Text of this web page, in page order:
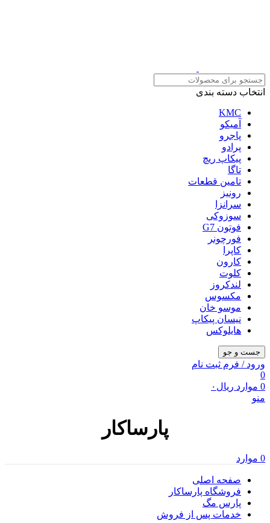
انتخاب دسته بندی
KMC
آمیکو
پاجرو
پرادو
پیکاپ ریچ
تاگا
تامین قطعات
رونیز
سرانزا
سوزوکی
فوتون G7
فورچونر
کاپرا
کارون
کلوت
لندکروز
مکسوس
موسو خان
نیسان پیکاپ
هایلوکس
جست و جو
ورود / فرم ثبت نام
0
0 موارد ریال ۰
منو
پارساکار
0 موارد
صفحه اصلی
فروشگاه پارساکار
پارس مگ
خدمات پس از فروش